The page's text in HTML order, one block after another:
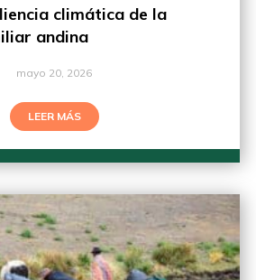
climática de la
andina
mayo 20, 2026
LEER MÁS